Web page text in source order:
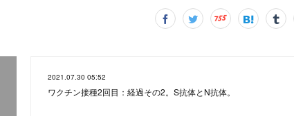
2021.07.30 05:52
ワクチン接種2回目：経過その2。S抗体とN抗体。